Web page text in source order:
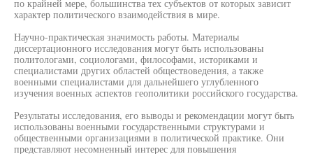
по крайней мере, большинства тех субъектов от которых зависит
характер политического взаимодействия в мире.
Научно-практическая значимость работы. Материалы
диссертационного исследования могут быть использованы
политологами, социологами, философами, историками и
специалистами других областей обществоведения, а также
военными специалистами для дальнейшего углубленного
изучения военных аспектов геополитики российского государства.
Результаты исследования, его выводы и рекомендации могут быть
использованы военными государственными структурами и
общественными организациями в политической практике. Они
представляют несомненный интерес для повышения